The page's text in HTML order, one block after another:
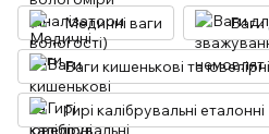
Медичні ваги Ваги
Ваги кишенькові та ювелірні
Гирі калібрувальні еталонні